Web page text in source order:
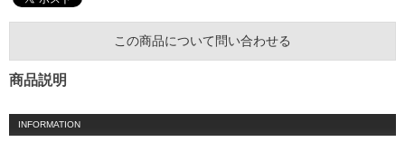
この商品について問い合わせる
商品説明
INFORMATION